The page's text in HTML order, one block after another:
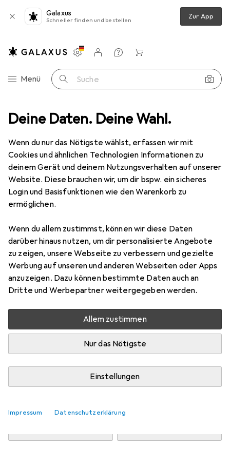
Deine Daten. Deine Wahl.
Wenn du nur das Nötigste wählst, erfassen wir mit
Cookies und ähnlichen Technologien Informationen zu
deinem Gerät und deinem Nutzungsverhalten auf unserer
Website. Diese brauchen wir, um dir bspw. ein sicheres
Login und Basisfunktionen wie den Warenkorb zu
ermöglichen.
Wenn du allem zustimmst, können wir diese Daten
darüber hinaus nutzen, um dir personalisierte Angebote
zu zeigen, unsere Webseite zu verbessern und gezielte
Werbung auf unseren und anderen Webseiten oder Apps
anzuzeigen. Dazu können bestimmte Daten auch an
Dritte und Werbepartner weitergegeben werden.
Allem zustimmen
Nur das Nötigste
Einstellungen
Impressum Datenschutzerklärung
Galaxus
Schneller finden und bestellen Zur App
Navigation nach Kategorien
Menü Suche
Einstellungen
Kundenkonto
Vergleichslisten
Merklisten
Warenkorb
Smartphone Schutzfolie Dipos Displayschutz Anti-Shock
8 Bilder
DiposDisplayschutz Anti-Shock
Preis in EUR inkl. MwSt.
EUR
8,98
Bewertungen Marke
Mehr von Dipos
Di, 11.8. geliefert
Mehr als 10 Stück an Lager beim Drittanbieter
Lieferort angeben für genaue Lieferzeit